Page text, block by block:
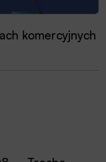
komercyjnych